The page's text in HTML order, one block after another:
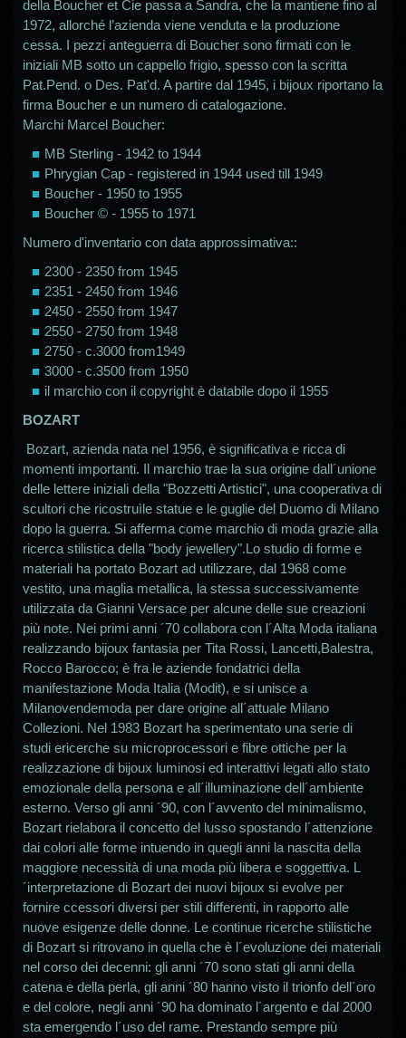
della Boucher et Cie passa a Sandra, che la mantiene fino al
1972, allorché l’azienda viene venduta e la produzione
cessa. I pezzi anteguerra di Boucher sono firmati con le
iniziali MB sotto un cappello frigio, spesso con la scritta
Pat.Pend. o Des. Pat'd. A partire dal 1945, i bijoux riportano la
firma Boucher e un numero di catalogazione.
Marchi Marcel Boucher:
MB Sterling - 1942 to 1944
Phrygian Cap - registered in 1944 used till 1949
Boucher - 1950 to 1955
Boucher © - 1955 to 1971
Numero d'inventario con data approssimativa::
2300 - 2350 from 1945
2351 - 2450 from 1946
2450 - 2550 from 1947
2550 - 2750 from 1948
2750 - c.3000 from1949
3000 - c.3500 from 1950
il marchio con il copyright è databile dopo il 1955
BOZART
Bozart, azienda nata nel 1956, è significativa e ricca di
momenti importanti. Il marchio trae la sua origine dall´unione
delle lettere iniziali della "Bozzetti Artistici", una cooperativa di
scultori che ricostruìle statue e le guglie del Duomo di Milano
dopo la guerra. Si afferma come marchio di moda grazie alla
ricerca stilistica della "body jewellery".Lo studio di forme e
materiali ha portato Bozart ad utilizzare, dal 1968 come
vestito, una maglia metallica, la stessa successivamente
utilizzata da Gianni Versace per alcune delle sue creazioni
più note. Nei primi anni ´70 collabora con l´Alta Moda italiana
realizzando bijoux fantasia per Tita Rossi, Lancetti,Balestra,
Rocco Barocco; è fra le aziende fondatrici della
manifestazione Moda Italia (Modit), e si unisce a
Milanovendemoda per dare origine all´attuale Milano
Collezioni. Nel 1983 Bozart ha sperimentato una serie di
studi ericerche su microprocessori e fibre ottiche per la
realizzazione di bijoux luminosi ed interattivi legati allo stato
emozionale della persona e all´illuminazione dell´ambiente
esterno. Verso gli anni ´90, con l´avvento del minimalismo,
Bozart rielabora il concetto del lusso spostando l´attenzione
dai colori alle forme intuendo in quegli anni la nascita della
maggiore necessità di una moda più libera e soggettiva. L
´interpretazione di Bozart dei nuovi bijoux si evolve per
fornire ccessori diversi per stili differenti, in rapporto alle
nuove esigenze delle donne. Le continue ricerche stilistiche
di Bozart si ritrovano in quella che è l´evoluzione dei materiali
nel corso dei decenni: gli anni ´70 sono stati gli anni della
catena e della perla, gli anni ´80 hanno visto il trionfo dell´oro
e del colore, negli anni ´90 ha dominato l´argento e dal 2000
sta emergendo l´uso del rame. Prestando sempre più